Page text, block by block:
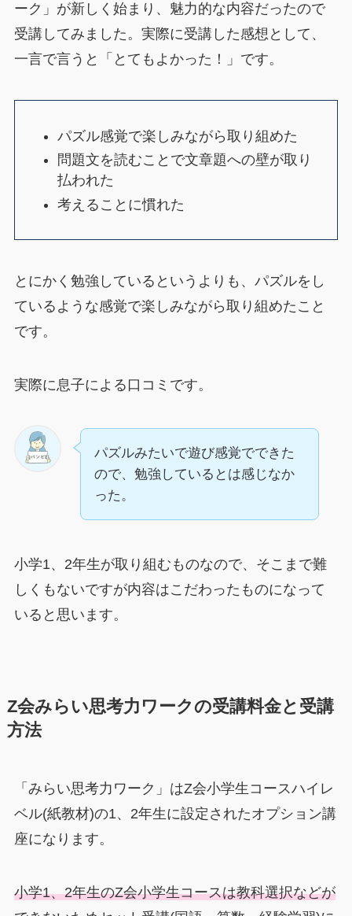
ーク」が新しく始まり、魅力的な内容だったので
受講してみました。実際に受講した感想として、
一言で言うと「とてもよかった！」です。
パズル感覚で楽しみながら取り組めた
問題文を読むことで文章題への壁が取り
払われた
考えることに慣れた
とにかく勉強しているというよりも、パズルをし
ているような感覚で楽しみながら取り組めたこと
です。
実際に息子による口コミです。
パズルみたいで遊び感覚でできた
ので、勉強しているとは感じなか
った。
小学1、2年生が取り組むものなので、そこまで難
しくもないですが内容はこだわったものになって
いると思います。
Z会みらい思考力ワークの受講料金と受講
方法
「みらい思考力ワーク」はZ会小学生コースハイレ
ベル(紙教材)の1、2年生に設定されたオプション講
座になります。
小学1、2年生のZ会小学生コースは教科選択などが